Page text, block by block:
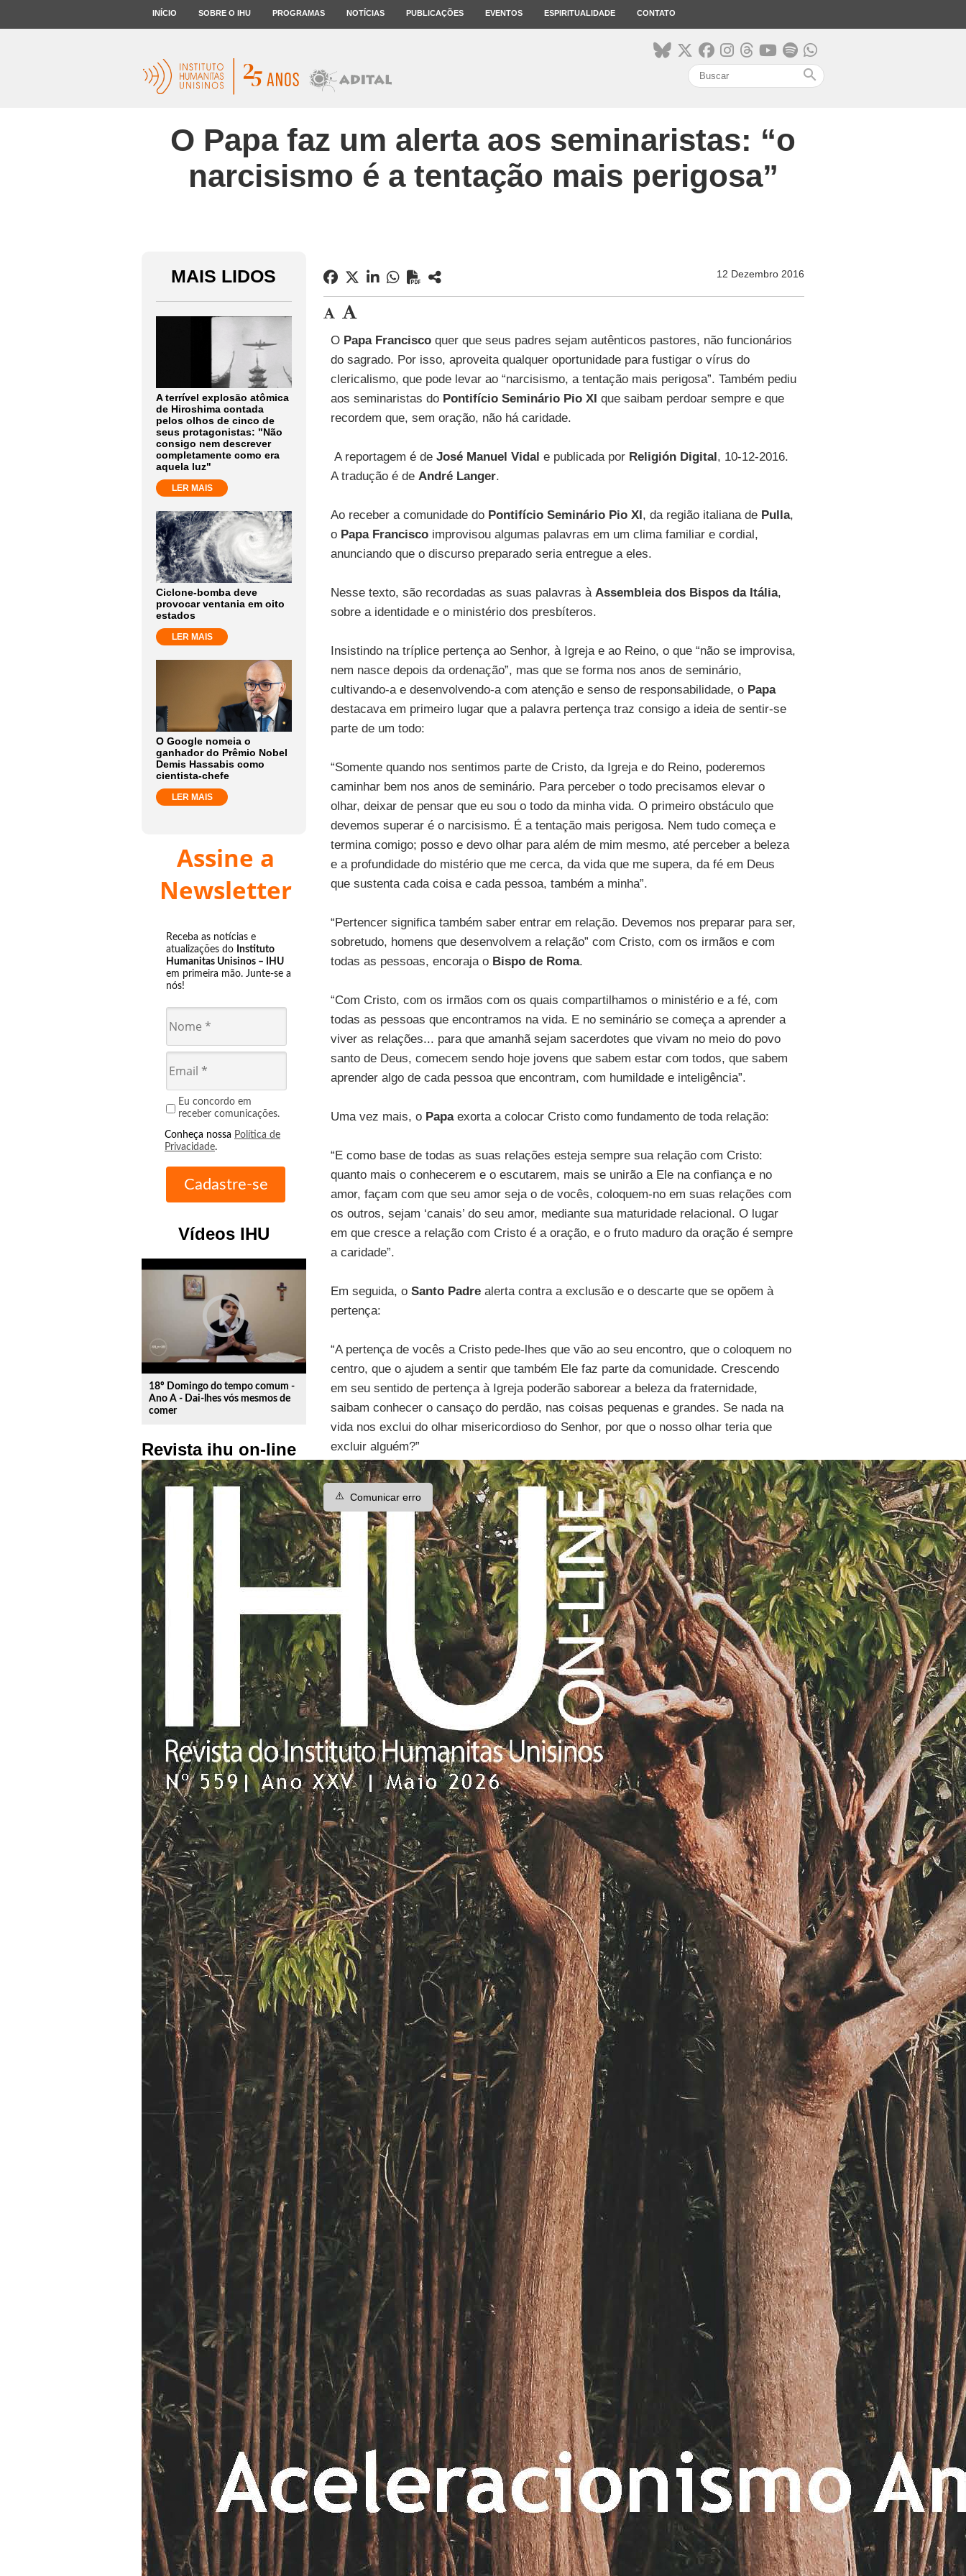
INÍCIO SOBRE O IHU PROGRAMAS NOTÍCIAS PUBLICAÇÕES EVENTOS ESPIRITUALIDADE CONTATO
search
O Papa faz um alerta aos seminaristas: “o
narcisismo é a tentação mais perigosa”
MAIS LIDOS
A terrível explosão atômica
de Hiroshima contada
pelos olhos de cinco de
seus protagonistas: "Não
consigo nem descrever
completamente como era
aquela luz"
LER MAIS
Ciclone-bomba deve
provocar ventania em oito
estados
LER MAIS
O Google nomeia o
ganhador do Prêmio Nobel
Demis Hassabis como
cientista-chefe
LER MAIS
Assine a
Newsletter
Receba as notícias e
atualizações do Instituto
Humanitas Unisinos – IHU
em primeira mão. Junte-se a
nós!
Eu concordo em
receber comunicações.
Conheça nossa Política de
Privacidade.
Vídeos IHU
play_circle_outline
18º Domingo do tempo comum -
Ano A - Dai-lhes vós mesmos de
comer
Revista ihu on-line
12 Dezembro 2016
O Papa Franciscoquer que seus padres sejam autênticos pastores, não funcionários
do sagrado. Por isso, aproveita qualquer oportunidade para fustigar o vírus do
clericalismo, que pode levar ao “narcisismo, a tentação mais perigosa”. Também pediu
aos seminaristas do Pontifício Seminário Pio XI que saibam perdoar sempre e que
recordem que, sem oração, não há caridade.
A reportagem é de José Manuel Vidal e publicada por Religión Digital, 10-12-2016.
A tradução é de André Langer.
Ao receber a comunidade do Pontifício Seminário Pio XI, da região italiana de Pulla,
o Papa Franciscoimprovisou algumas palavras em um clima familiar e cordial,
anunciando que o discurso preparado seria entregue a eles.
Nesse texto, são recordadas as suas palavras à Assembleia dos Bispos da Itália,
sobre a identidade e o ministério dos presbíteros.
Insistindo na tríplice pertença ao Senhor, à Igreja e ao Reino, o que “não se improvisa,
nem nasce depois da ordenação”, mas que se forma nos anos de seminário,
cultivando-a e desenvolvendo-a com atenção e senso de responsabilidade, o Papa
destacava em primeiro lugar que a palavra pertença traz consigo a ideia de sentir-se
parte de um todo:
“Somente quando nos sentimos parte de Cristo, da Igreja e do Reino, poderemos
caminhar bem nos anos de seminário. Para perceber o todo precisamos elevar o
olhar, deixar de pensar que eu sou o todo da minha vida. O primeiro obstáculo que
devemos superar é o narcisismo. É a tentação mais perigosa. Nem tudo começa e
termina comigo; posso e devo olhar para além de mim mesmo, até perceber a beleza
e a profundidade do mistério que me cerca, da vida que me supera, da fé em Deus
que sustenta cada coisa e cada pessoa, também a minha”.
“Pertencer significa também saber entrar em relação. Devemos nos preparar para ser,
sobretudo, homens que desenvolvem a relação” com Cristo, com os irmãos e com
todas as pessoas, encoraja o Bispo de Roma.
“Com Cristo, com os irmãos com os quais compartilhamos o ministério e a fé, com
todas as pessoas que encontramos na vida. E no seminário se começa a aprender a
viver as relações... para que amanhã sejam sacerdotes que vivam no meio do povo
santo de Deus, comecem sendo hoje jovens que sabem estar com todos, que sabem
aprender algo de cada pessoa que encontram, com humildade e inteligência”.
Uma vez mais, o Papaexorta a colocar Cristo como fundamento de toda relação:
“E como base de todas as suas relações esteja sempre sua relação com Cristo:
quanto mais o conhecerem e o escutarem, mais se unirão a Ele na confiança e no
amor, façam com que seu amor seja o de vocês, coloquem-no em suas relações com
os outros, sejam ‘canais’ do seu amor, mediante sua maturidade relacional. O lugar
em que cresce a relação com Cristo é a oração, e o fruto maduro da oração é sempre
a caridade”.
Em seguida, o Santo Padrealerta contra a exclusão e o descarte que se opõem à
pertença:
“A pertença de vocês a Cristo pede-lhes que vão ao seu encontro, que o coloquem no
centro, que o ajudem a sentir que também Ele faz parte da comunidade. Crescendo
em seu sentido de pertença à Igreja poderão saborear a beleza da fraternidade,
saibam conhecer o cansaço do perdão, nas coisas pequenas e grandes. Se nada na
vida nos exclui do olhar misericordioso do Senhor, por que o nosso olhar teria que
excluir alguém?”
⚠️ Comunicar erro